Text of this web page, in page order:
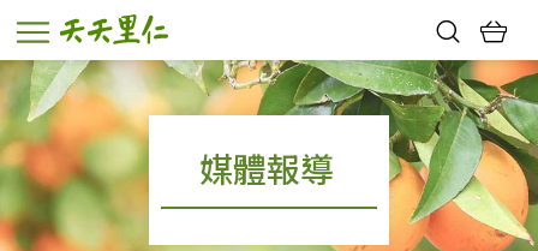
熱門搜尋：
親子活動
幸福節中獎名單
媒體報導